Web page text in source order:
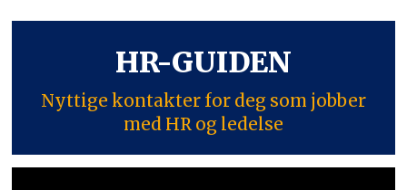
HR-GUIDEN
Nyttige kontakter for deg som jobber
med HR og ledelse